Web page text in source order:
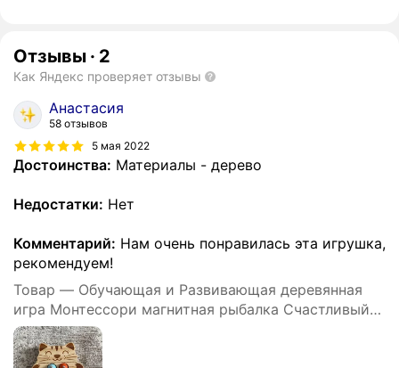
Отзывы · 2
Как Яндекс проверяет отзывы
Анастасия
58 отзывов
5 мая 2022
Достоинства: Материалы - дерево
Недостатки: Нет
Комментарий: Нам очень понравилась эта игрушка,
рекомендуем!
Товар — Обучающая и Развивающая деревянная
игра Монтессори магнитная рыбалка Счастливый
Котик, сортер